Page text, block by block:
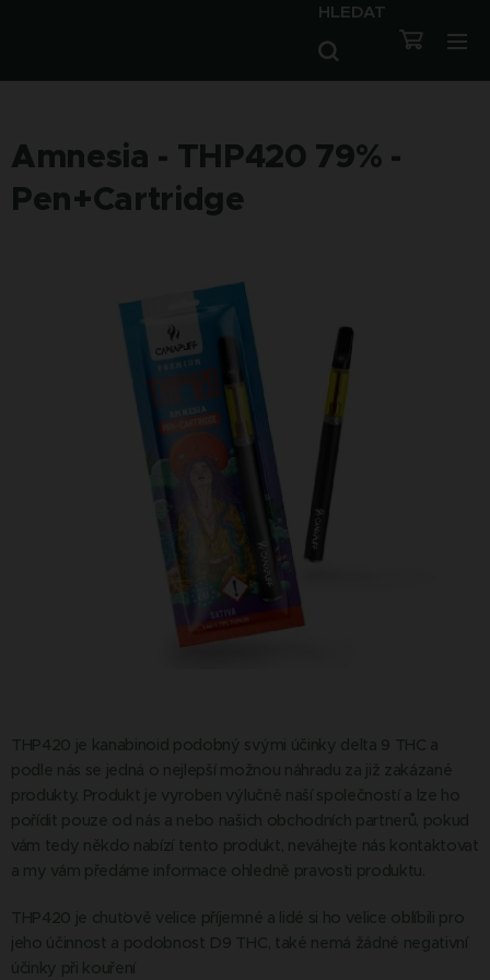
HLEDAT
Amnesia - THP420 79% -
Pen+Cartridge
THP420 je kanabinoid podobný svými účinky delta 9 THC a
podle nás se jedná o nejlepší možnou náhradu za již zakázané
produkty. Produkt je vyroben výlučně naší společností a lze ho
pořídit pouze od nás a nebo našich obchodních partnerů, pokud
vám tedy někdo nabízí tento produkt, neváhejte nás kontaktovat
a my vám předáme informace ohledně pravosti produktu.
THP420 je chuťově velice příjemné a lidé si ho velice oblíbili pro
jeho účinnost a podobnost D9 THC, také nemá žádné negativní
účinky při kouření